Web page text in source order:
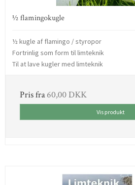
½ flamingokugle
½ kugle af flamingo / styropor
Fortrinlig som form til limteknik
Til at lave kugler med limteknik
Pris fra60,00 DKK
Vis produkt